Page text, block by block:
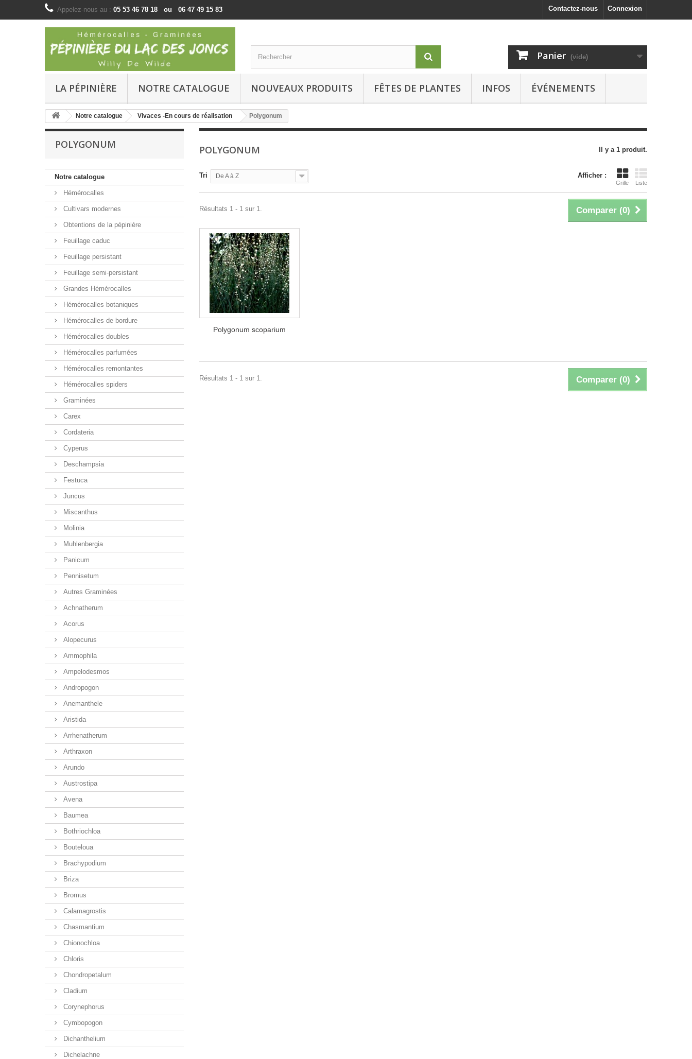
Connexion
Contactez-nous
Appelez-nous au : 05 53 46 78 18 ou 06 47 49 15 83
Panier (vide)
LA PÉPINIÈRE NOTRE CATALOGUE NOUVEAUX PRODUITS FÊTES DE PLANTES INFOS ÉVÉNEMENTS
Notre catalogue Vivaces -En cours de réalisation Polygonum
POLYGONUM
Notre catalogue
Hémérocalles
Cultivars modernes
Obtentions de la pépinière
Feuillage caduc
Feuillage persistant
Feuillage semi-persistant
Grandes Hémérocalles
Hémérocalles botaniques
Hémérocalles de bordure
Hémérocalles doubles
Hémérocalles parfumées
Hémérocalles remontantes
Hémérocalles spiders
Graminées
Carex
Cordateria
Cyperus
Deschampsia
Festuca
Juncus
Miscanthus
Molinia
Muhlenbergia
Panicum
Pennisetum
Autres Graminées
Achnatherum
Acorus
Alopecurus
Ammophila
Ampelodesmos
Andropogon
Anemanthele
Aristida
Arrhenatherum
Arthraxon
Arundo
Austrostipa
Avena
Baumea
Bothriochloa
Bouteloua
Brachypodium
Briza
Bromus
Calamagrostis
Chasmantium
Chionochloa
Chloris
Chondropetalum
Cladium
Corynephorus
Cymbopogon
Dichanthelium
Dichelachne
POLYGONUM Il y a 1 produit.
Afficher :
Grille Liste
Tri De A à Z
Comparer (0)
Résultats 1 - 1 sur 1.
Polygonum scoparium
Comparer (0)
Résultats 1 - 1 sur 1.